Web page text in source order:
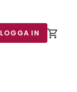
LOGGA IN